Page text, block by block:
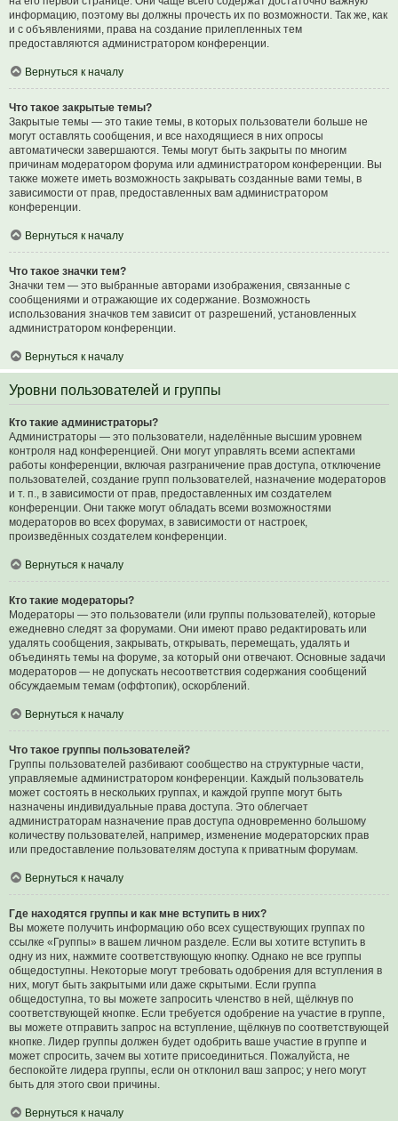
информацию, поэтому вы должны прочесть их по возможности. Так же, как
и с объявлениями, права на создание прилепленных тем
предоставляются администратором конференции.
Вернуться к началу
Что такое закрытые темы?
Закрытые темы — это такие темы, в которых пользователи больше не
могут оставлять сообщения, и все находящиеся в них опросы
автоматически завершаются. Темы могут быть закрыты по многим
причинам модератором форума или администратором конференции. Вы
также можете иметь возможность закрывать созданные вами темы, в
зависимости от прав, предоставленных вам администратором
конференции.
Вернуться к началу
Что такое значки тем?
Значки тем — это выбранные авторами изображения, связанные с
сообщениями и отражающие их содержание. Возможность
использования значков тем зависит от разрешений, установленных
администратором конференции.
Вернуться к началу
Уровни пользователей и группы
Кто такие администраторы?
Администраторы — это пользователи, наделённые высшим уровнем
контроля над конференцией. Они могут управлять всеми аспектами
работы конференции, включая разграничение прав доступа, отключение
пользователей, создание групп пользователей, назначение модераторов
и т. п., в зависимости от прав, предоставленных им создателем
конференции. Они также могут обладать всеми возможностями
модераторов во всех форумах, в зависимости от настроек,
произведённых создателем конференции.
Вернуться к началу
Кто такие модераторы?
Модераторы — это пользователи (или группы пользователей), которые
ежедневно следят за форумами. Они имеют право редактировать или
удалять сообщения, закрывать, открывать, перемещать, удалять и
объединять темы на форуме, за который они отвечают. Основные задачи
модераторов — не допускать несоответствия содержания сообщений
обсуждаемым темам (оффтопик), оскорблений.
Вернуться к началу
Что такое группы пользователей?
Группы пользователей разбивают сообщество на структурные части,
управляемые администратором конференции. Каждый пользователь
может состоять в нескольких группах, и каждой группе могут быть
назначены индивидуальные права доступа. Это облегчает
администраторам назначение прав доступа одновременно большому
количеству пользователей, например, изменение модераторских прав
или предоставление пользователям доступа к приватным форумам.
Вернуться к началу
Где находятся группы и как мне вступить в них?
Вы можете получить информацию обо всех существующих группах по
ссылке «Группы» в вашем личном разделе. Если вы хотите вступить в
одну из них, нажмите соответствующую кнопку. Однако не все группы
общедоступны. Некоторые могут требовать одобрения для вступления в
них, могут быть закрытыми или даже скрытыми. Если группа
общедоступна, то вы можете запросить членство в ней, щёлкнув по
соответствующей кнопке. Если требуется одобрение на участие в группе,
вы можете отправить запрос на вступление, щёлкнув по соответствующей
кнопке. Лидер группы должен будет одобрить ваше участие в группе и
может спросить, зачем вы хотите присоединиться. Пожалуйста, не
беспокойте лидера группы, если он отклонил ваш запрос; у него могут
быть для этого свои причины.
Вернуться к началу